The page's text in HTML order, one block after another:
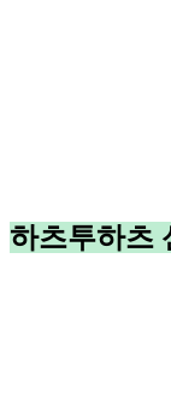
하츠투하츠